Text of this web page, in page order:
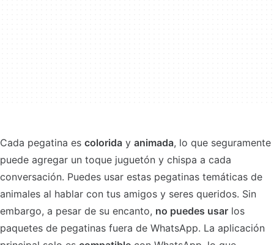
Cada pegatina es colorida y animada, lo que seguramente
puede agregar un toque juguetón y chispa a cada
conversación. Puedes usar estas pegatinas temáticas de
animales al hablar con tus amigos y seres queridos. Sin
embargo, a pesar de su encanto, no puedes usar los
paquetes de pegatinas fuera de WhatsApp. La aplicación